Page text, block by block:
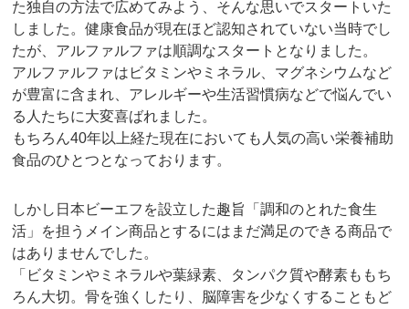
た独自の方法で広めてみよう、そんな思いでスタートいた
しました。健康食品が現在ほど認知されていない当時でし
たが、アルファルファは順調なスタートとなりました。
アルファルファはビタミンやミネラル、マグネシウムなど
が豊富に含まれ、アレルギーや生活習慣病などで悩んでい
る人たちに大変喜ばれました。
もちろん40年以上経た現在においても人気の高い栄養補助
食品のひとつとなっております。
しかし日本ビーエフを設立した趣旨「調和のとれた食生
活」を担うメイン商品とするにはまだ満足のできる商品で
はありませんでした。
「ビタミンやミネラルや葉緑素、タンパク質や酵素ももち
ろん大切。骨を強くしたり、脳障害を少なくすることもど